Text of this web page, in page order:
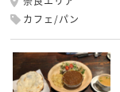
カフェ/パン